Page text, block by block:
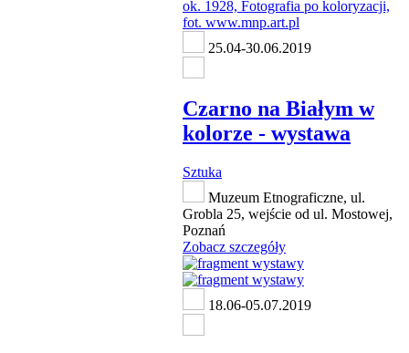
25.04-30.06.2019
Czarno na Białym w
kolorze - wystawa
Sztuka
Muzeum Etnograficzne, ul.
Grobla 25, wejście od ul. Mostowej,
Poznań
Zobacz szczegóły
18.06-05.07.2019